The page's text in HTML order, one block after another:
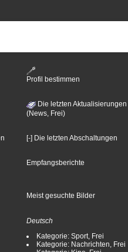
Profil bestimmen
Die letzten Aktualisierungen
(News, Frei)
[-] Die letzten Abschaltungen
Empfangsberichte
Meist gesuchte Bilder
Deutsch
Kategorie: Sport, Frei
Kategorie: Nachrichten, Frei